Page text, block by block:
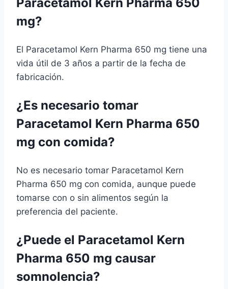
mg?
El Paracetamol Kern Pharma 650 mg tiene una
vida útil de 3 años a partir de la fecha de
fabricación.
¿Es necesario tomar
Paracetamol Kern Pharma 650
mg con comida?
No es necesario tomar Paracetamol Kern
Pharma 650 mg con comida, aunque puede
tomarse con o sin alimentos según la
preferencia del paciente.
¿Puede el Paracetamol Kern
Pharma 650 mg causar
somnolencia?